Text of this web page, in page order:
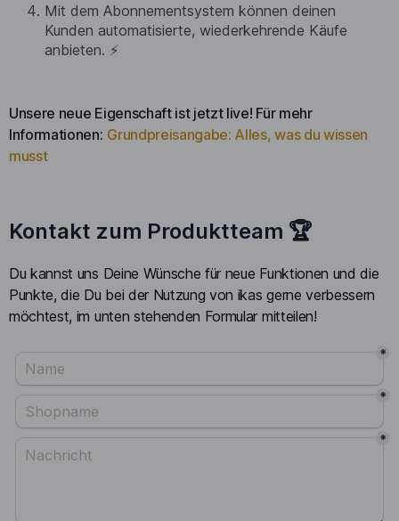
Mit dem Abonnementsystem können deinen
Kunden automatisierte, wiederkehrende Käufe
anbieten. ⚡
Unsere neue Eigenschaft ist jetzt live! Für mehr
Informationen: Grundpreisangabe: Alles, was du wissen
musst
Kontakt zum Produktteam 🏆
Du kannst uns Deine Wünsche für neue Funktionen und die
Punkte, die Du bei der Nutzung von ikas gerne verbessern
möchtest, im unten stehenden Formular mitteilen!